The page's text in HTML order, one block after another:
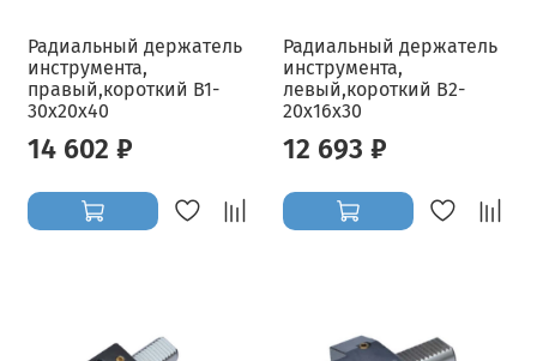
Радиальный держатель
инструмента,
правый,короткий B1-
30x20x40
14 602 ₽
Радиальный держатель
инструмента,
левый,короткий B2-
20x16x30
12 693 ₽